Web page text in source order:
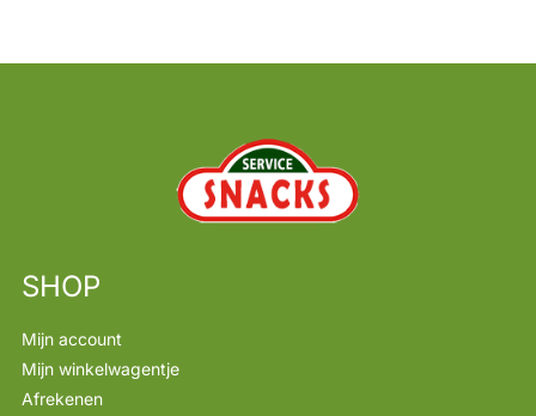
SHOP
Mijn account
Mijn winkelwagentje
Afrekenen